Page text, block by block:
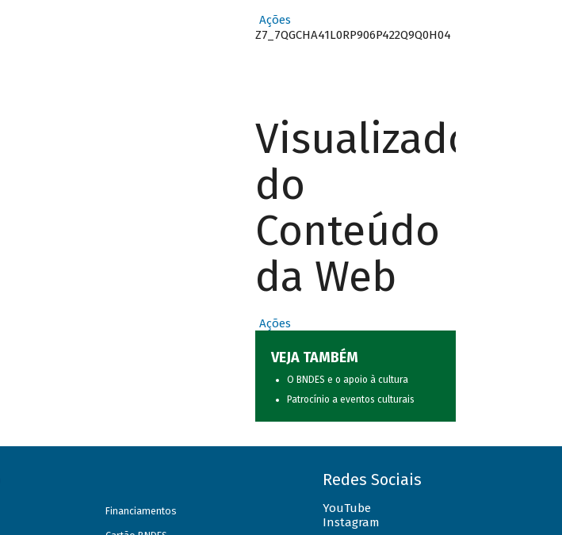
Ações
Z7_7QGCHA41L0RP906P422Q9Q0H04
Visualizador
do
Conteúdo
da Web
Ações
VEJA TAMBÉM
O BNDES e o apoio à cultura
Patrocínio a eventos culturais
Financiamentos
Redes Sociais
YouTube
Instagram